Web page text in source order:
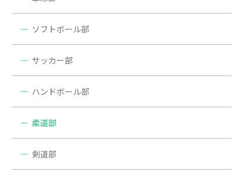
ソフトボール部
サッカー部
ハンドボール部
柔道部
剣道部